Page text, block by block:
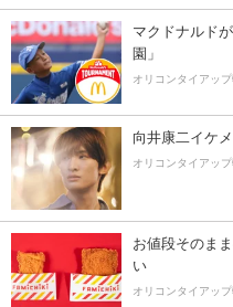
マクドナルド
園」
オリコンタイアッ
向井康二イケ
オリコンタイアッ
お値段そのま
い
オリコンタイアッ